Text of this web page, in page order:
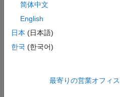
参考
简体中文
English
日本 (日本語)
한국 (한국어)
最寄りの営業オフィ